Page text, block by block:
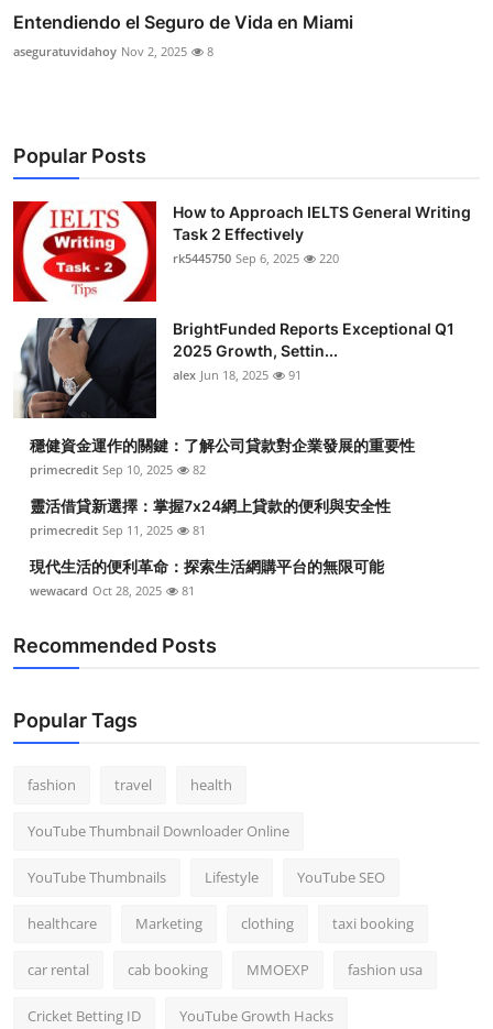
Entendiendo el Seguro de Vida en Miami
aseguratuvidahoy Nov 2, 2025 8
Popular Posts
How to Approach IELTS General Writing
Task 2 Effectively
rk5445750 Sep 6, 2025 220
BrightFunded Reports Exceptional Q1
2025 Growth, Settin...
alex Jun 18, 2025 91
穩健資金運作的關鍵：了解公司貸款對企業發展的重要性
primecredit Sep 10, 2025 82
靈活借貸新選擇：掌握7x24網上貸款的便利與安全性
primecredit Sep 11, 2025 81
現代生活的便利革命：探索生活網購平台的無限可能
wewacard Oct 28, 2025 81
Recommended Posts
Popular Tags
fashion travel health
YouTube Thumbnail Downloader Online
YouTube Thumbnails Lifestyle YouTube SEO
healthcare Marketing clothing taxi booking
car rental cab booking MMOEXP fashion usa
Cricket Betting ID YouTube Growth Hacks